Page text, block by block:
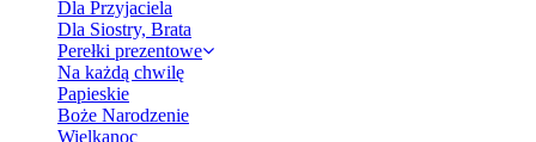
Dla Przyjaciela
Dla Siostry, Brata
Perełki prezentowe
Na każdą chwilę
Papieskie
Boże Narodzenie
Wielkanoc